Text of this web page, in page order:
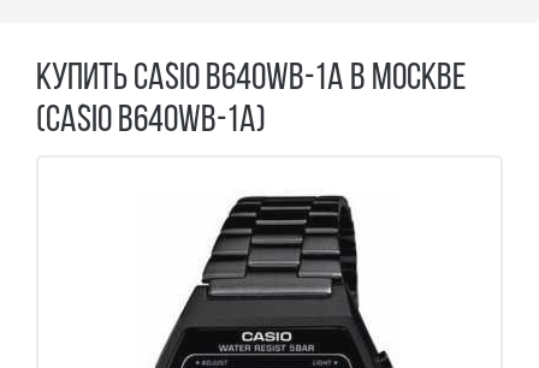
КУПИТЬ CASIO B640WB-1A В МОСКВЕ
(CASIO B640WB-1A)